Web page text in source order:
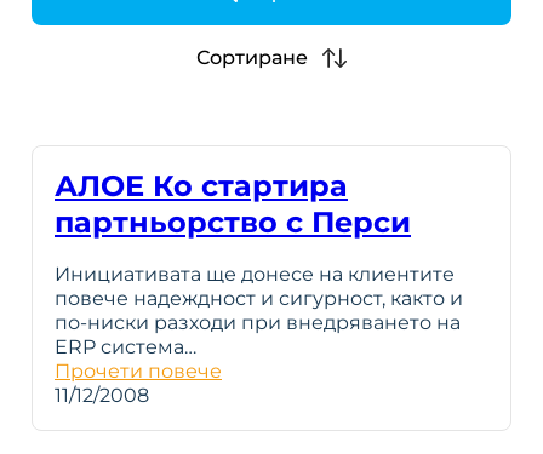
h
Сортиране
АЛОЕ Ко стартира
партньорство с Перси
Инициативата ще донесе на клиентите
повече надеждност и сигурност, както и
по-ниски разходи при внедряването на
ERP система…
Прочети повече
11/12/2008